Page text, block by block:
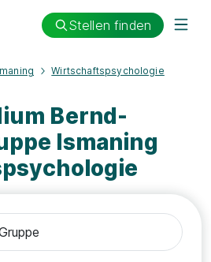
Stellen finden
Wirtschaftspsychologie
Bernd-
Ismaning